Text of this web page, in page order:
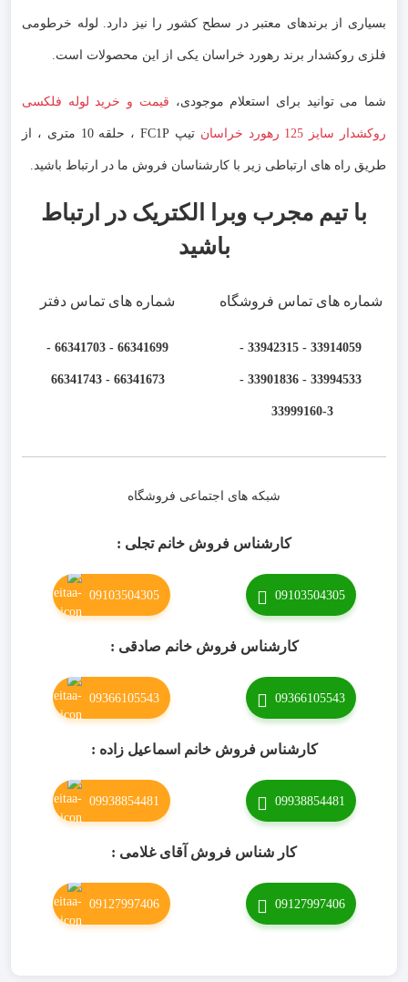
بسیاری از برندهای معتبر در سطح کشور را نیز دارد. لوله خرطومی
فلزی روکشدار برند رهورد خراسان یکی از این محصولات است.
شما می توانید برای استعلام موجودی، قیمت و خرید لوله فلکسی
روکشدار سایز 125 رهورد خراسان تیپ FC1P ، حلقه 10 متری ، از
طریق راه های ارتباطی زیر با کارشناسان فروش ما در ارتباط باشید.
با تیم مجرب وبرا الکتریک در ارتباط
باشید
شماره های تماس فروشگاه
33914059 - 33942315 -
33994533 - 33901836 -
33999160-3 ​
شماره های تماس دفتر
66341699 - 66341703 -
66341673 - 66341743
شبکه های اجتماعی فروشگاه
کارشناس فروش خانم تجلی :
09103504305
09103504305
کارشناس فروش خانم صادقی :
09366105543
09366105543
کارشناس فروش خانم اسماعیل زاده :
09938854481
09938854481
کار شناس فروش آقای غلامی :
09127997406
09127997406